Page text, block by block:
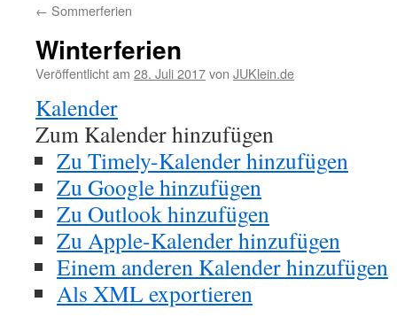
← Sommerferien
Winterferien
Veröffentlicht am 28. Juli 2017von JUKlein.de
Kalender
Zum Kalender hinzufügen
Zu Timely-Kalender hinzufügen
Zu Google hinzufügen
Zu Outlook hinzufügen
Zu Apple-Kalender hinzufügen
Einem anderen Kalender hinzufügen
Als XML exportieren